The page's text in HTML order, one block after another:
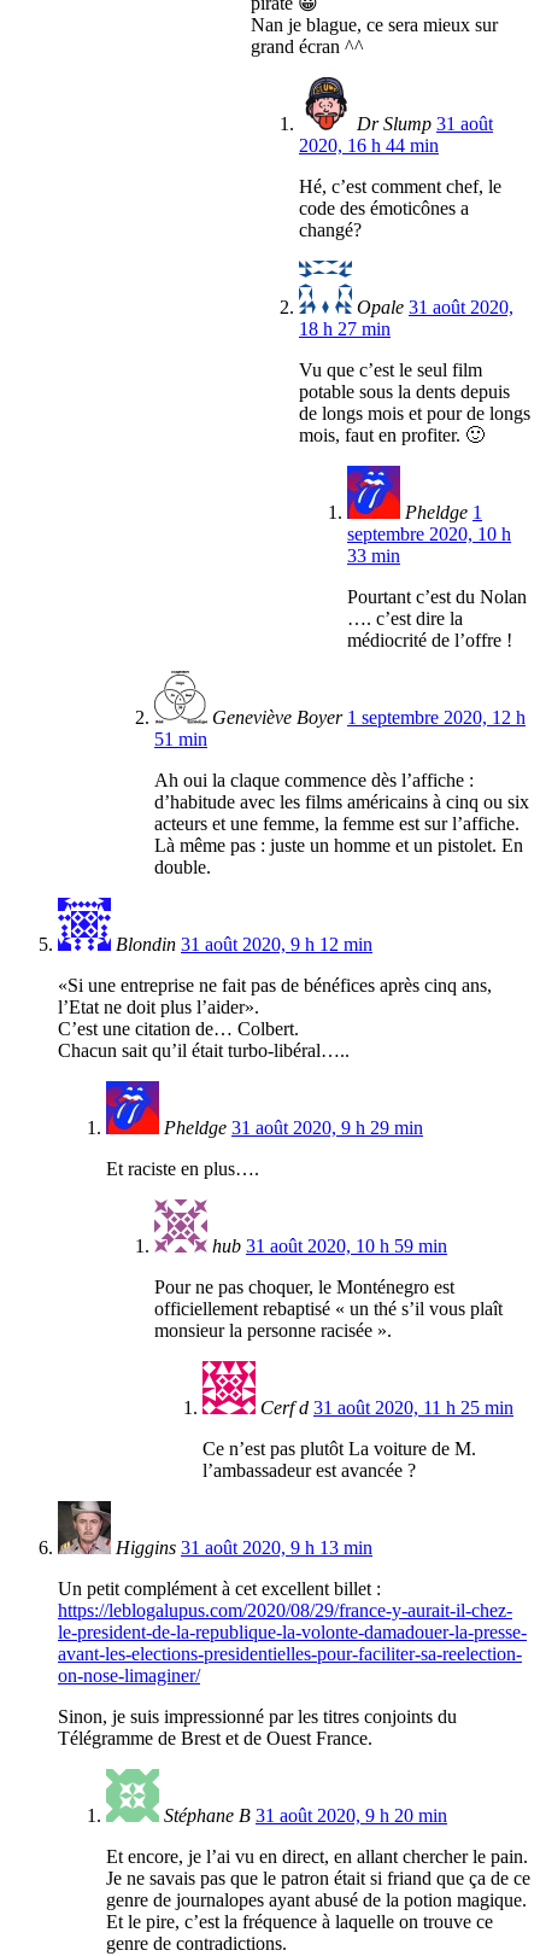
Nan je blague, ce sera mieux sur
grand écran ^^
Dr Slump 31 août
2020, 16 h 44 min
Hé, c’est comment chef, le
code des émoticônes a
changé?
Opale 31 août 2020,
18 h 27 min
Vu que c’est le seul film
potable sous la dents depuis
de longs mois et pour de longs
mois, faut en profiter. 🙂
Pheldge 1
septembre 2020, 10 h
33 min
Pourtant c’est du Nolan
…. c’est dire la
médiocrité de l’offre !
Geneviève Boyer 1 septembre 2020, 12 h
51 min
Ah oui la claque commence dès l’affiche :
d’habitude avec les films américains à cinq ou six
acteurs et une femme, la femme est sur l’affiche.
Là même pas : juste un homme et un pistolet. En
double.
Blondin 31 août 2020, 9 h 12 min
«Si une entreprise ne fait pas de bénéfices après cinq ans,
l’Etat ne doit plus l’aider».
C’est une citation de… Colbert.
Chacun sait qu’il était turbo-libéral…..
Pheldge 31 août 2020, 9 h 29 min
Et raciste en plus….
hub 31 août 2020, 10 h 59 min
Pour ne pas choquer, le Monténegro est
officiellement rebaptisé « un thé s’il vous plaît
monsieur la personne racisée ».
Cerf d 31 août 2020, 11 h 25 min
Ce n’est pas plutôt La voiture de M.
l’ambassadeur est avancée ?
Higgins 31 août 2020, 9 h 13 min
Un petit complément à cet excellent billet :
https://leblogalupus.com/2020/08/29/france-y-aurait-il-chez-
le-president-de-la-republique-la-volonte-damadouer-la-presse-
avant-les-elections-presidentielles-pour-faciliter-sa-reelection-
on-nose-limaginer/
Sinon, je suis impressionné par les titres conjoints du
Télégramme de Brest et de Ouest France.
Stéphane B 31 août 2020, 9 h 20 min
Et encore, je l’ai vu en direct, en allant chercher le pain.
Je ne savais pas que le patron était si friand que ça de ce
genre de journalopes ayant abusé de la potion magique.
Et le pire, c’est la fréquence à laquelle on trouve ce
genre de contradictions.